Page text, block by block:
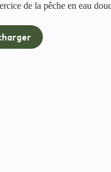
de la pêche en eau